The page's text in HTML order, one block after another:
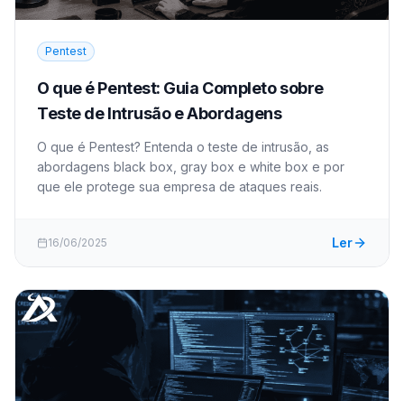
Pentest
O que é Pentest: Guia Completo sobre
Teste de Intrusão e Abordagens
O que é Pentest? Entenda o teste de intrusão, as
abordagens black box, gray box e white box e por
que ele protege sua empresa de ataques reais.
16/06/2025 Ler